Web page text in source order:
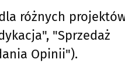
różnych
"Sprzedaż
Opinii").